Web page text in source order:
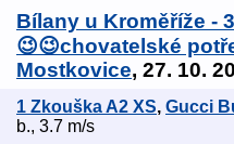
Bílany u Kroměříže -
😉😉chovatelské
Mostkovice, 27. 10.
1 Zkouška A2 XS, Gucci
b., 3.7 m/s